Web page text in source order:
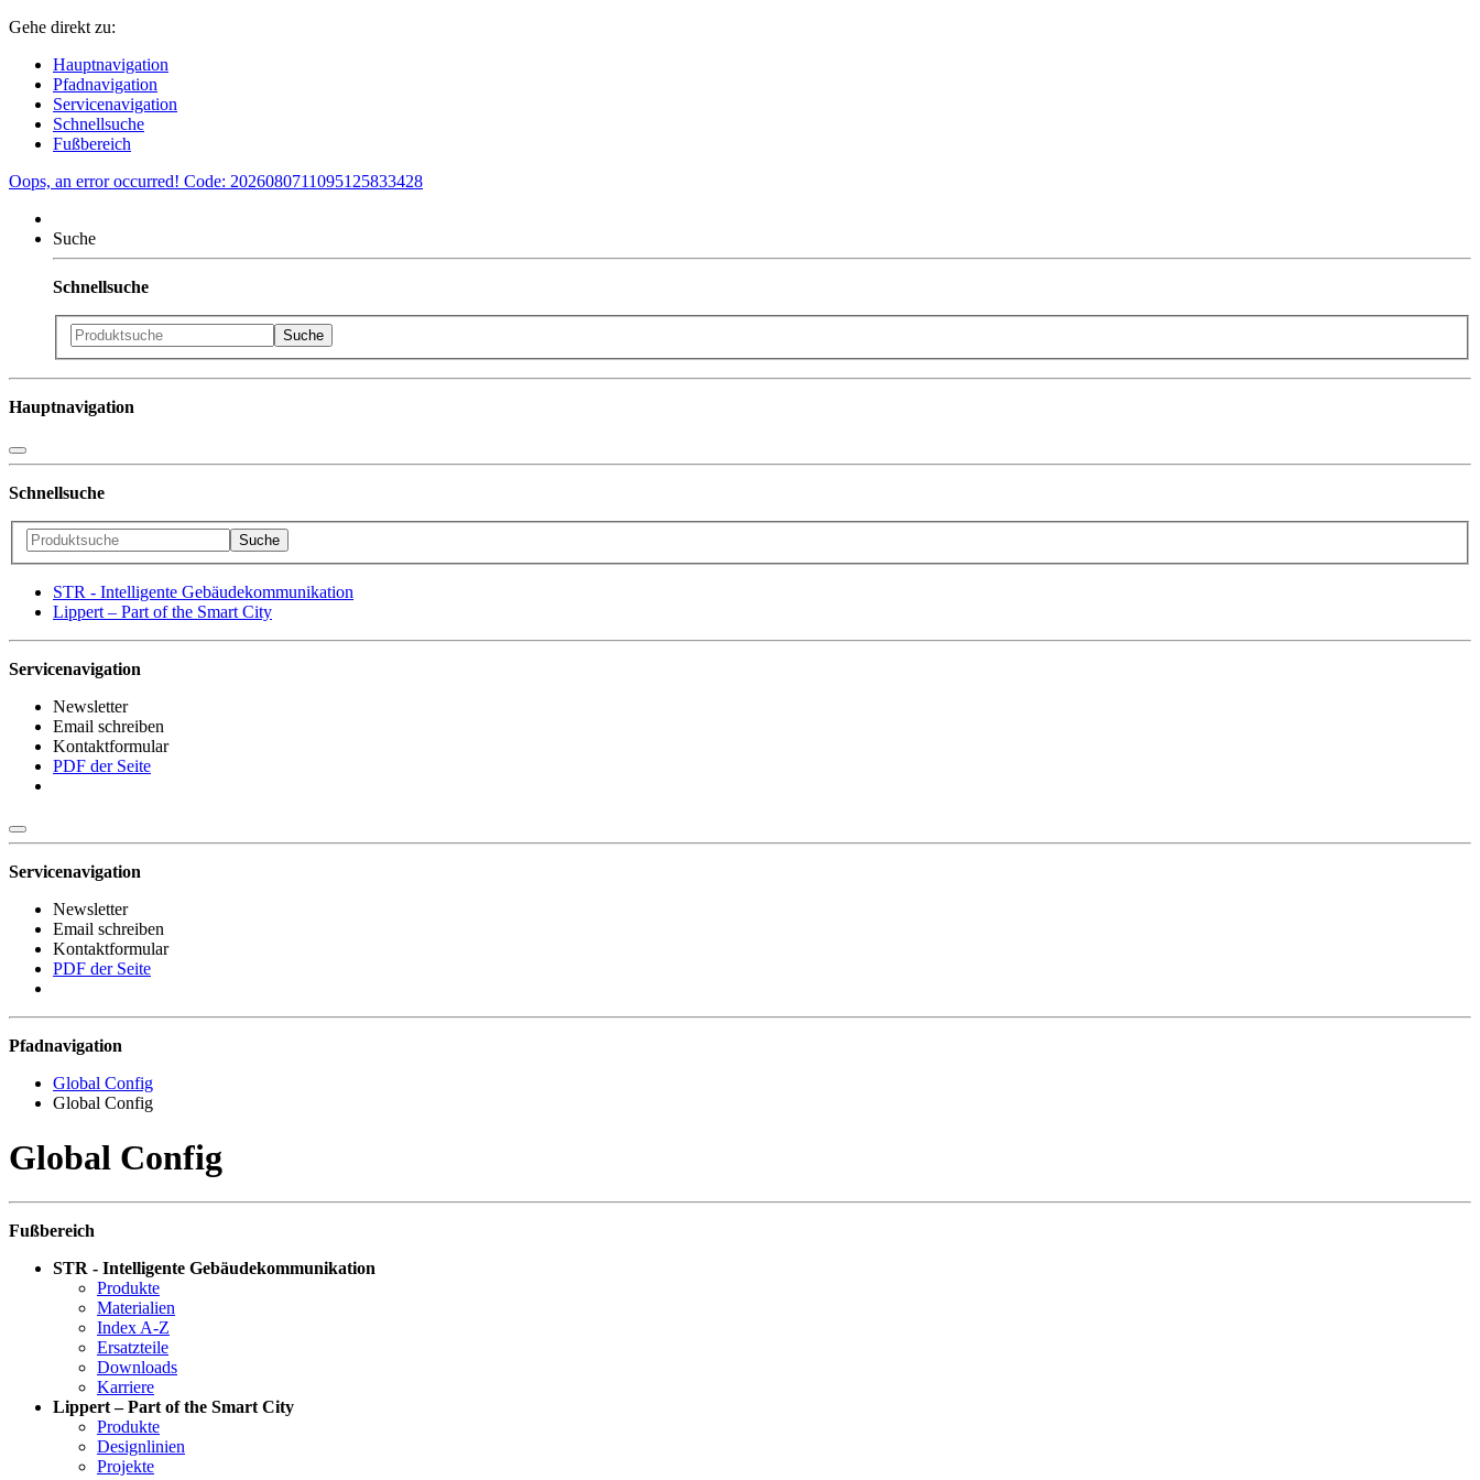
Gehe direkt zu:
Hauptnavigation
Pfadnavigation
Servicenavigation
Schnellsuche
Fußbereich
Oops, an error occurred! Code: 2026080711095125833428
Suche
Schnellsuche
Hauptnavigation
Schnellsuche
STR - Intelligente Gebäudekommunikation
Lippert – Part of the Smart City
Servicenavigation
Newsletter
Email schreiben
Kontaktformular
PDF der Seite
Servicenavigation
Newsletter
Email schreiben
Kontaktformular
PDF der Seite
Pfadnavigation
Global Config
Global Config
Global Config
Fußbereich
STR - Intelligente Gebäudekommunikation
Produkte
Materialien
Index A-Z
Ersatzteile
Downloads
Karriere
Lippert – Part of the Smart City
Produkte
Designlinien
Projekte